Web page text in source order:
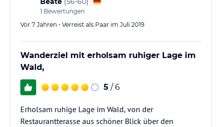
1 Bewertungen
Vor 7 Jahren • Verreist als Paar im Juli 2019
Wanderziel mit erholsam ruhiger Lage im
Wald,
5 / 6
Erholsam ruhige Lage im Wald, von der
Restaurantterasse aus schöner Blick über den